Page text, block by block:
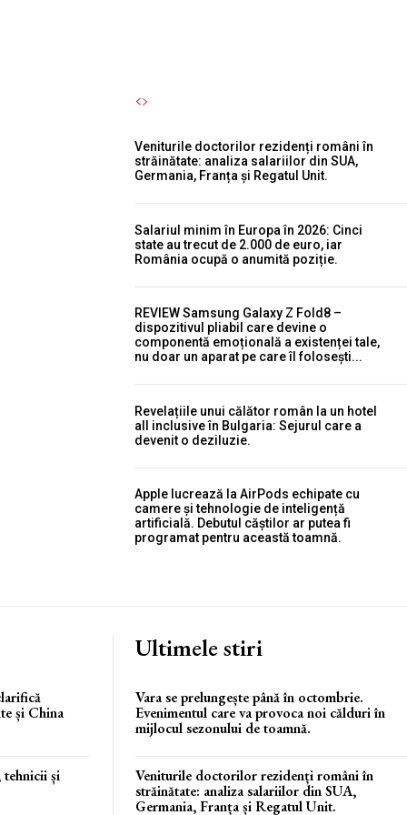
Veniturile doctorilor rezidenți români în
străinătate: analiza salariilor din SUA,
Germania, Franța și Regatul Unit.
Salariul minim în Europa în 2026: Cinci
state au trecut de 2.000 de euro, iar
România ocupă o anumită poziție.
REVIEW Samsung Galaxy Z Fold8 –
dispozitivul pliabil care devine o
componentă emoțională a existenței tale,
nu doar un aparat pe care îl folosești...
Revelațiile unui călător român la un hotel
all inclusive în Bulgaria: Sejurul care a
devenit o deziluzie.
Apple lucrează la AirPods echipate cu
camere și tehnologie de inteligență
artificială. Debutul căștilor ar putea fi
programat pentru această toamnă.
și China
și
Ultimele stiri
Vara se prelungește până în octombrie.
Evenimentul care va provoca noi călduri în
mijlocul sezonului de toamnă.
Veniturile doctorilor rezidenți români în
străinătate: analiza salariilor din SUA,
Germania, Franța și Regatul Unit.